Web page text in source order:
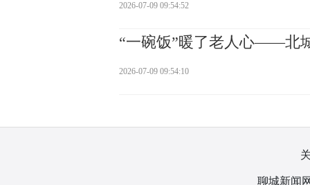
2026-07-09 09:54:52
“一碗饭”暖了老人心——北
2026-07-09 09:54:10
聊城新闻